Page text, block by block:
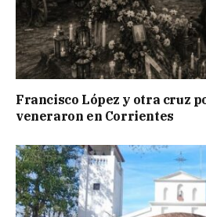
Francisco López y otra cruz
veneraron en Corrientes